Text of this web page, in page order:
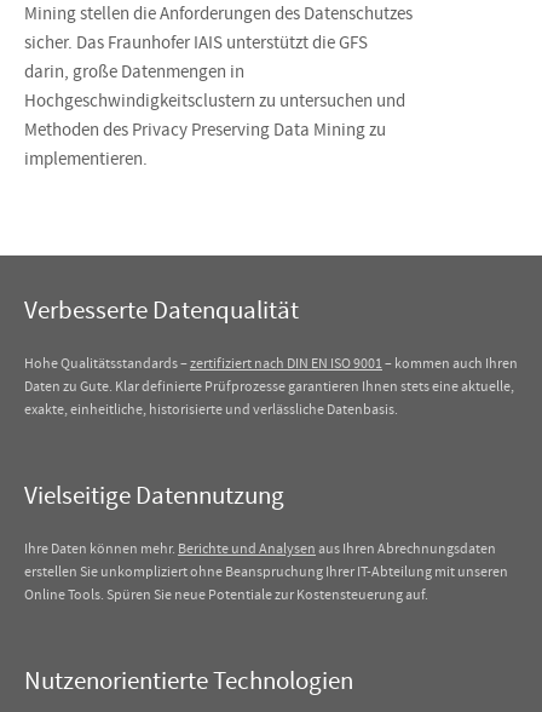
Mining stellen die Anforderungen des Datenschutzes
sicher. Das Fraunhofer IAIS unterstützt die GFS
darin, große Datenmengen in
Hochgeschwindigkeitsclustern zu untersuchen und
Methoden des Privacy Preserving Data Mining zu
implementieren.
Verbesserte Datenqualität
Hohe Qualitätsstandards –zertifiziert nach DIN EN ISO 9001– kommen auch Ihren
Daten zu Gute. Klar definierte Prüfprozesse garantieren Ihnen stets eine aktuelle,
exakte, einheitliche, historisierte und verlässliche Datenbasis.
Vielseitige Datennutzung
Ihre Daten können mehr. Berichte und Analysenaus Ihren Abrechnungsdaten
erstellen Sie unkompliziert ohne Beanspruchung Ihrer IT-Abteilung mit unseren
Online Tools. Spüren Sie neue Potentiale zur Kostensteuerung auf.
Nutzenorientierte Technologien